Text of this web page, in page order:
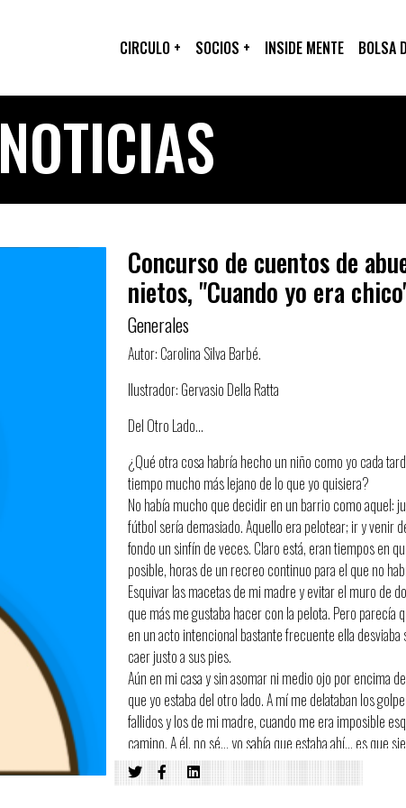
CIRCULO + SOCIOS + INSIDE MENTE BOLSA
NOTICIAS
Concurso de cuentos de
nietos, "Cuando yo era
Generales
Autor: Carolina Silva Barbé.
Ilustrador: Gervasio Della Ratta
Del Otro Lado…
¿Qué otra cosa habría hecho un niño como yo cada
tiempo mucho más lejano de lo que yo quisiera?
No había mucho que decidir en un barrio como aquel:
fútbol sería demasiado. Aquello era pelotear; ir y venir
fondo un sinfín de veces. Claro está, eran tiempos en
posible, horas de un recreo continuo para el que no
Esquivar las macetas de mi madre y evitar el muro de
que más me gustaba hacer con la pelota. Pero parecía
en un acto intencional bastante frecuente ella
caer justo a sus pies.
Aún en mi casa y sin asomar ni medio ojo por encima
que yo estaba del otro lado. A mí me delataban los
fallidos y los de mi madre, cuando me era imposible
camino. A él, no sé… yo sabía que estaba ahí… es que
lo que sucedería y hasta lo esperaba, entonces se
su deseo y desafiando todo sentido de dirección y